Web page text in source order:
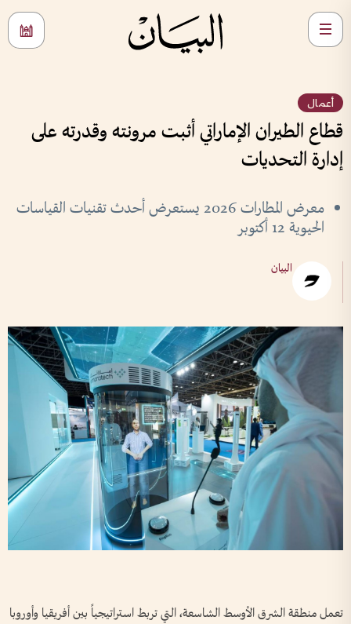
أعمال
قطاع الطيران الإماراتي أثبت مرونته وقدرته على
إدارة التحديات
معرض المطارات 2026 يستعرض أحدث تقنيات القياسات
الحيوية 12 أكتوبر
البيان
تعمل منطقة الشرق الأوسط الشاسعة، التي تربط استراتيجياً بين أفريقيا وأوروبا